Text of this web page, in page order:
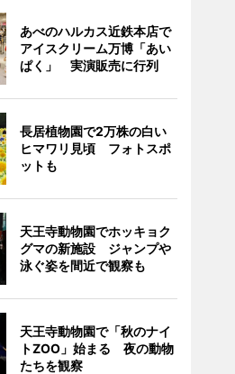
あべのハルカス近鉄本店で
アイスクリーム万博「あい
ぱく」 実演販売に行列
長居植物園で2万株の白い
ヒマワリ見頃 フォトスポ
ットも
天王寺動物園でホッキョク
グマの新施設 ジャンプや
泳ぐ姿を間近で観察も
天王寺動物園で「秋のナイ
トZOO」始まる 夜の動物
たちを観察